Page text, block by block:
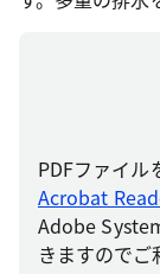
PDFファイル
Acrobat
Adobe
きますのでご